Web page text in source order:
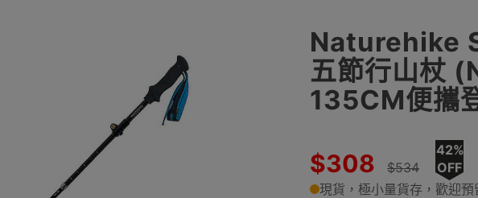
Naturehike
五節行山杖
135CM便攜
$308 $534
42%
OFF
現貨，極小量貨存，歡迎預